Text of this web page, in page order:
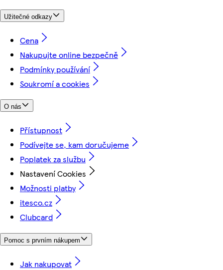
Užitečné odkazy
Cena
Nakupujte online bezpečně
Podmínky používání
Soukromí a cookies
O nás
Přístupnost
Podívejte se, kam doručujeme
Poplatek za službu
Nastavení Cookies
Možnosti platby
itesco.cz
Clubcard
Pomoc s prvním nákupem
Jak nakupovat